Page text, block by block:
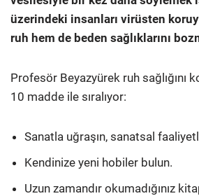
üzerindeki insanları virüsten
ruh hem de beden sağlıklarını
Profesör Beyazyürek ruh sağlığını
10 madde ile sıralıyor:
Sanatla uğraşın, sanatsal
Kendinize yeni hobiler bulun.
Uzun zamandır okumadığınız